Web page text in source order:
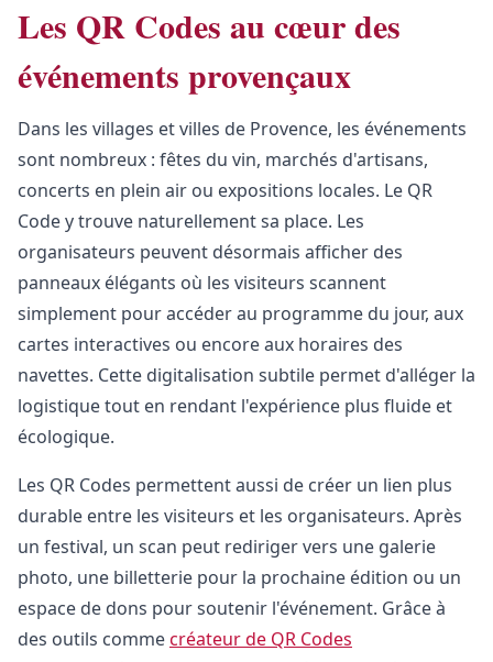
Les QR Codes au cœur des
événements provençaux
Dans les villages et villes de Provence, les événements
sont nombreux : fêtes du vin, marchés d'artisans,
concerts en plein air ou expositions locales. Le QR
Code y trouve naturellement sa place. Les
organisateurs peuvent désormais afficher des
panneaux élégants où les visiteurs scannent
simplement pour accéder au programme du jour, aux
cartes interactives ou encore aux horaires des
navettes. Cette digitalisation subtile permet d'alléger la
logistique tout en rendant l'expérience plus fluide et
écologique.
Les QR Codes permettent aussi de créer un lien plus
durable entre les visiteurs et les organisateurs. Après
un festival, un scan peut rediriger vers une galerie
photo, une billetterie pour la prochaine édition ou un
espace de dons pour soutenir l'événement. Grâce à
des outils commecréateur de QR Codes